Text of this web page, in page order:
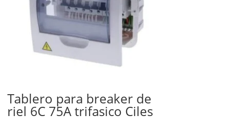
Tablero para breaker de
riel 6C 75A trifasico Ciles